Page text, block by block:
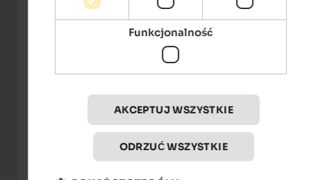
Funkcjonalność
AKCEPTUJ WSZYSTKIE
ODRZUĆ WSZYSTKIE